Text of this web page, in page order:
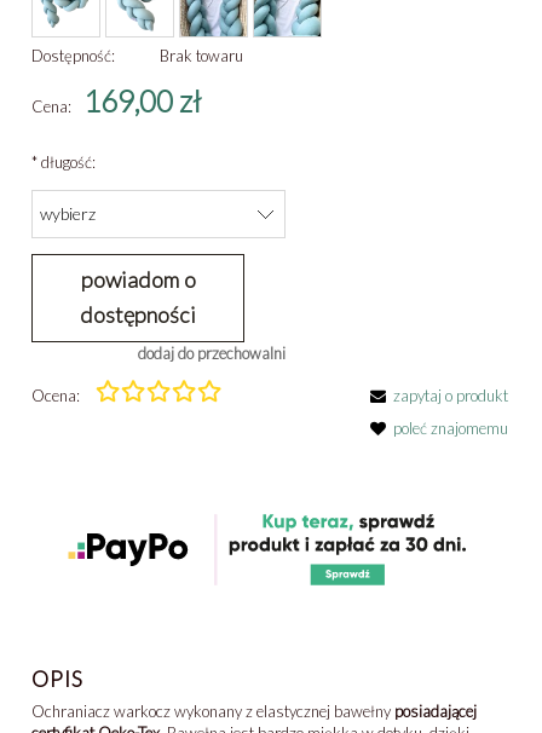
Dostępność: Brak towaru
Cena: 169,00 zł
*długość:
powiadom o
dostępności
dodaj do przechowalni
Ocena:
zapytaj o produkt
poleć znajomemu
OPIS
Ochraniacz warkocz wykonany z elastycznej bawełny posiadającej